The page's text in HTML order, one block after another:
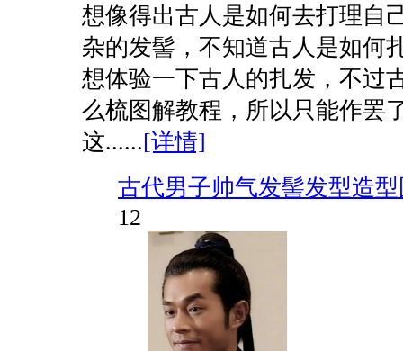
想像得出古人是如何去打理自
杂的发髻，不知道古人是如何
想体验一下古人的扎发，不过
么梳图解教程，所以只能作罢
这......[详情]
古代男子帅气发髻发型造
12